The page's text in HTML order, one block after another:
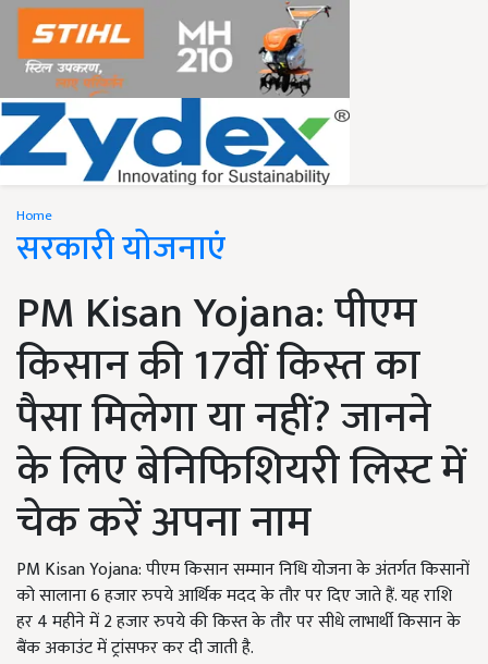
Home
सरकारी योजनाएं
PM Kisan Yojana: पीएम
किसान की 17वीं किस्त का
पैसा मिलेगा या नहीं? जानने
के लिए बेनिफिशियरी लिस्ट में
चेक करें अपना नाम
PM Kisan Yojana: पीएम किसान सम्मान निधि योजना के अंतर्गत किसानों
को सालाना 6 हजार रुपये आर्थिक मदद के तौर पर दिए जाते हैं. यह राशि
हर 4 महीने में 2 हजार रुपये की किस्त के तौर पर सीधे लाभार्थी किसान के
बैंक अकाउंट में ट्रांसफर कर दी जाती है.